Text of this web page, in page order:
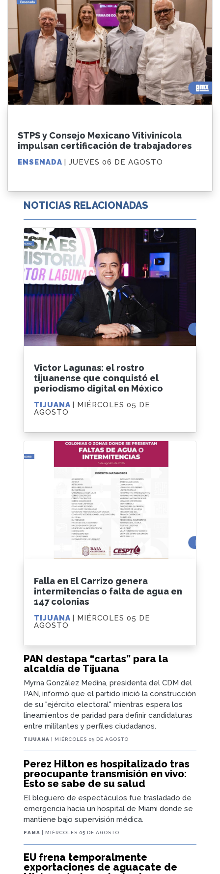
STPS y Consejo Mexicano Vitivinícola
impulsan certificación de trabajadores
ENSENADA | JUEVES 06 DE AGOSTO
NOTICIAS RELACIONADAS
PAN destapa “cartas” para la
alcaldía de Tijuana
Myrna González Medina, presidenta del CDM del
PAN, informó que el partido inició la construcción
de su "ejército electoral" mientras espera los
lineamientos de paridad para definir candidaturas
entre militantes y perfiles ciudadanos.
TIJUANA | MIÉRCOLES 05 DE AGOSTO
Perez Hilton es hospitalizado tras
preocupante transmisión en vivo:
Esto se sabe de su salud
El bloguero de espectáculos fue trasladado de
emergencia hacia un hospital de Miami donde se
mantiene bajo supervisión médica.
FAMA | MIÉRCOLES 05 DE AGOSTO
EU frena temporalmente
exportaciones de aguacate de
Victor Lagunas: el rostro
tijuanense que conquistó el
periodismo digital en México
TIJUANA | MIÉRCOLES 05 DE
AGOSTO
Falla en El Carrizo genera
intermitencias o falta de agua en
147 colonias
TIJUANA | MIÉRCOLES 05 DE
AGOSTO